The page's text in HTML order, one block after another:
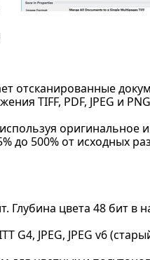
отсканированные
TIFF, PDF, JPEG и
оригинальное
до 500% от исходных
Глубина цвета 48 бит в
G4, JPEG, JPEG v6